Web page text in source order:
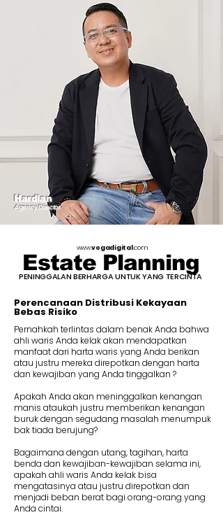
Agency Director
Hardian
Estate Planning
PENINGGALAN BERHARGA UNTUK YANG TERCINTA
www.vogadigital.com
Perencanaan Distribusi Kekayaan
Bebas Risiko
Pernahkah terlintas dalam benak Anda bahwa
ahli waris Anda kelak akan mendapatkan
manfaat dari harta waris yang Anda berikan
atau justru mereka direpotkan dengan harta
dan kewajiban yang Anda tinggalkan ?
Apakah Anda akan meninggalkan kenangan
manis ataukah justru memberikan kenangan
buruk dengan segudang masalah menumpuk
bak tiada berujung?
Bagaimana dengan utang, tagihan, harta
benda dan kewajiban-kewajiban selama ini,
apakah ahli waris Anda kelak bisa
mengatasinya atau justru direpotkan dan
menjadi beban berat bagi orang-orang yang
Anda cintai.